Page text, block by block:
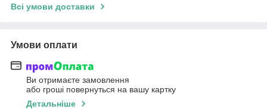
Всі умови доставки
Умови оплати
Ви отримаєте замовлення
або гроші повернуться на вашу картку
Детальніше